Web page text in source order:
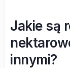
Jakie są
innymi?